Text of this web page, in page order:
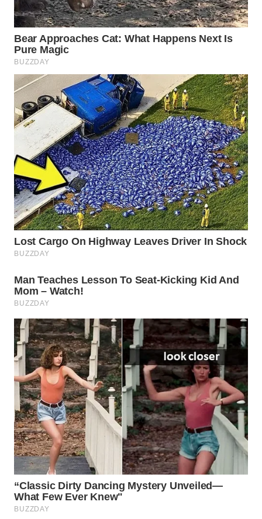
WN
MADURA
WN
SURABAYA
WN
NATUNA
WN
BINTAN
WN
MANDALIKA
WN
LIKUPANG
LABUANBAJO
BORNEO
Wahana
Media
Group
WAHANA
NEWS
WAHANA
TANI
WAHANA
ADVOKAT